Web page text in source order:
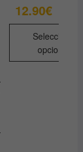
12.90€
Seleccionar
opciones